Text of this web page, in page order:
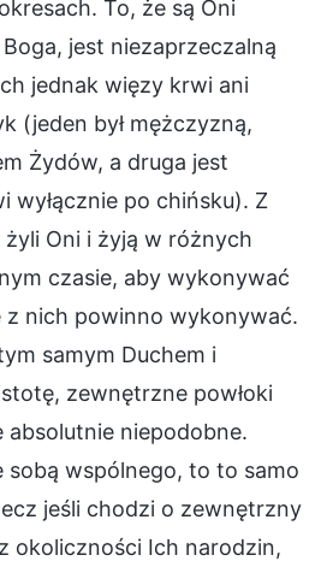
To, że są Oni
jest niezaprzeczalną
jednak więzy krwi ani
(jeden był mężczyzną,
Żydów, a druga jest
wyłącznie po chińsku). Z
Oni i żyją w różnych
czasie, aby wykonywać
z nich powinno wykonywać.
samym Duchem i
zewnętrzne powłoki
absolutnie niepodobne.
sobą wspólnego, to to samo
jeśli chodzi o zewnętrzny
okoliczności Ich narodzin,